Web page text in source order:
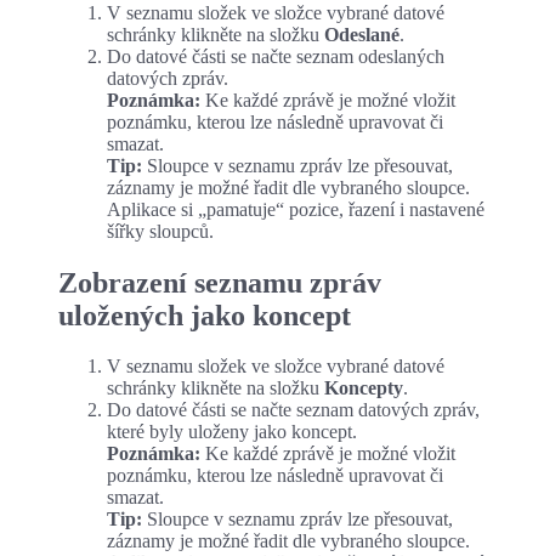
V seznamu složek ve složce vybrané datové
schránky klikněte na složku Odeslané.
Do datové části se načte seznam odeslaných
datových zpráv.
Poznámka: Ke každé zprávě je možné vložit
poznámku, kterou lze následně upravovat či
smazat.
Tip: Sloupce v seznamu zpráv lze přesouvat,
záznamy je možné řadit dle vybraného sloupce.
Aplikace si „pamatuje“ pozice, řazení i nastavené
šířky sloupců.
Zobrazení seznamu zpráv
uložených jako koncept
V seznamu složek ve složce vybrané datové
schránky klikněte na složku Koncepty.
Do datové části se načte seznam datových zpráv,
které byly uloženy jako koncept.
Poznámka: Ke každé zprávě je možné vložit
poznámku, kterou lze následně upravovat či
smazat.
Tip: Sloupce v seznamu zpráv lze přesouvat,
záznamy je možné řadit dle vybraného sloupce.